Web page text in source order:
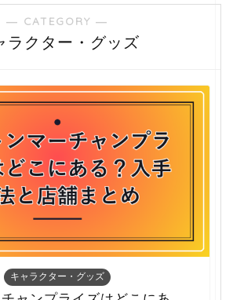
― CATEGORY ―
ラクター・グッズ
キャラクター・グッズ